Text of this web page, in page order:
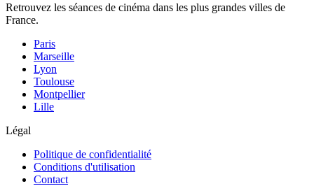
Retrouvez les séances de cinéma dans les plus grandes villes de
France.
Paris
Marseille
Lyon
Toulouse
Montpellier
Lille
Légal
Politique de confidentialité
Conditions d'utilisation
Contact